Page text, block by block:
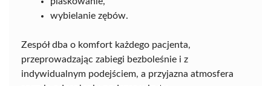
wybielanie zębów.
Zespół dba o komfort każdego pacjenta,
przeprowadzając zabiegi bezboleśnie i z
indywidualnym podejściem, a przyjazna atmosfera